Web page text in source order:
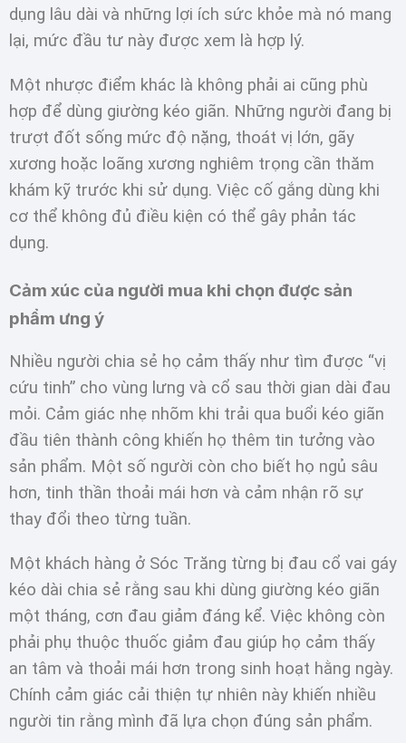
dụng lâu dài và những lợi ích sức khỏe mà nó mang
lại, mức đầu tư này được xem là hợp lý.
Một nhược điểm khác là không phải ai cũng phù
hợp để dùng giường kéo giãn. Những người đang bị
trượt đốt sống mức độ nặng, thoát vị lớn, gãy
xương hoặc loãng xương nghiêm trọng cần thăm
khám kỹ trước khi sử dụng. Việc cố gắng dùng khi
cơ thể không đủ điều kiện có thể gây phản tác
dụng.
Cảm xúc của người mua khi chọn được sản
phẩm ưng ý
Nhiều người chia sẻ họ cảm thấy như tìm được “vị
cứu tinh” cho vùng lưng và cổ sau thời gian dài đau
mỏi. Cảm giác nhẹ nhõm khi trải qua buổi kéo giãn
đầu tiên thành công khiến họ thêm tin tưởng vào
sản phẩm. Một số người còn cho biết họ ngủ sâu
hơn, tinh thần thoải mái hơn và cảm nhận rõ sự
thay đổi theo từng tuần.
Một khách hàng ở Sóc Trăng từng bị đau cổ vai gáy
kéo dài chia sẻ rằng sau khi dùng giường kéo giãn
một tháng, cơn đau giảm đáng kể. Việc không còn
phải phụ thuộc thuốc giảm đau giúp họ cảm thấy
an tâm và thoải mái hơn trong sinh hoạt hằng ngày.
Chính cảm giác cải thiện tự nhiên này khiến nhiều
người tin rằng mình đã lựa chọn đúng sản phẩm.